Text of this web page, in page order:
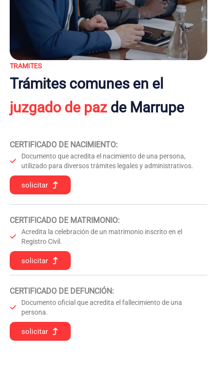
TRAMITES
Trámites comunes en el
juzgado de pazde Marrupe
CERTIFICADO DE NACIMIENTO:
Documento que acredita el nacimiento de una persona,
utilizado para diversos trámites legales y administrativos.
solicitar
CERTIFICADO DE MATRIMONIO:
Acredita la celebración de un matrimonio inscrito en el
Registro Civil.
solicitar
CERTIFICADO DE DEFUNCIÓN:
Documento oficial que acredita el fallecimiento de una
persona.
solicitar